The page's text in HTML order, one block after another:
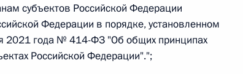
г. № 264-ФЗ
закона «Об актах гражданского состояния»
субъектов Российской Федерации
Федерации в порядке, установленном
2021 года № 414-ФЗ "Об общих принципах
Российской Федерации".";